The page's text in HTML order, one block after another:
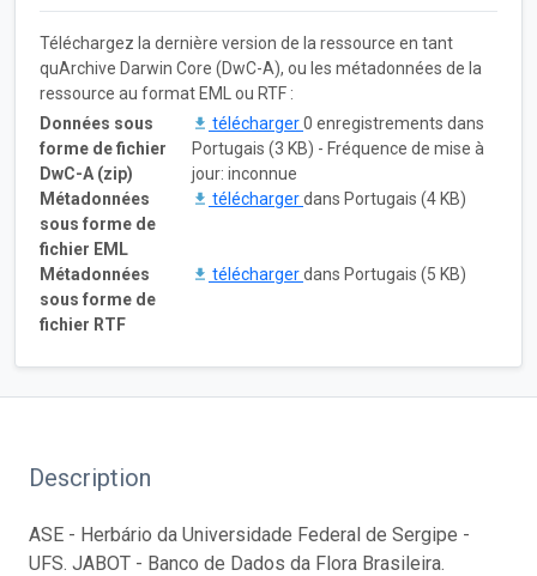
Téléchargez la dernière version de la ressource en tant
quArchive Darwin Core (DwC-A), ou les métadonnées de la
ressource au format EML ou RTF :
Données sous
forme de fichier
DwC-A (zip)
télécharger0 enregistrements dans
Portugais (3 KB) - Fréquence de mise à
jour: inconnue
Métadonnées
sous forme de
fichier EML
téléchargerdans Portugais (4 KB)
Métadonnées
sous forme de
fichier RTF
téléchargerdans Portugais (5 KB)
Description
ASE - Herbário da Universidade Federal de Sergipe -
UFS. JABOT - Banco de Dados da Flora Brasileira.